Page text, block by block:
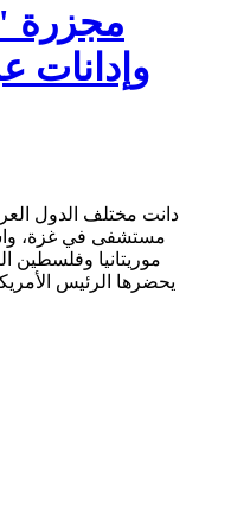
مجزرة
وإدانات
دانت مختلف الدول
موريتانيا وفلسطين
يحضرها الرئيس